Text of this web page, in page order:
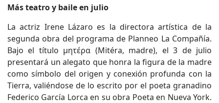
Más teatro y baile en julio
La actriz Irene Lázaro es la directora artística de la
segunda obra del programa de Planneo La Compañía.
Bajo el título μητέρα (Mitéra, madre), el 3 de julio
presentará un alegato que honra la figura de la madre
como símbolo del origen y conexión profunda con la
Tierra, valiéndose de lo escrito por el poeta granadino
Federico García Lorca en su obra Poeta en Nueva York.